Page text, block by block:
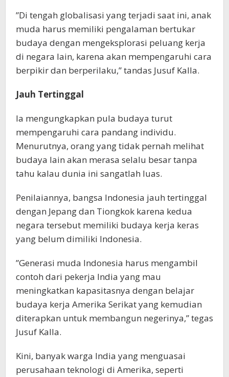
”Di tengah globalisasi yang terjadi saat ini, anak
muda harus memiliki pengalaman bertukar
budaya dengan mengeksplorasi peluang kerja
di negara lain, karena akan mempengaruhi cara
berpikir dan berperilaku,” tandas Jusuf Kalla.
Jauh Tertinggal
Ia mengungkapkan pula budaya turut
mempengaruhi cara pandang individu.
Menurutnya, orang yang tidak pernah melihat
budaya lain akan merasa selalu besar tanpa
tahu kalau dunia ini sangatlah luas.
Penilaiannya, bangsa Indonesia jauh tertinggal
dengan Jepang dan Tiongkok karena kedua
negara tersebut memiliki budaya kerja keras
yang belum dimiliki Indonesia.
”Generasi muda Indonesia harus mengambil
contoh dari pekerja India yang mau
meningkatkan kapasitasnya dengan belajar
budaya kerja Amerika Serikat yang kemudian
diterapkan untuk membangun negerinya,” tegas
Jusuf Kalla.
Kini, banyak warga India yang menguasai
perusahaan teknologi di Amerika, seperti